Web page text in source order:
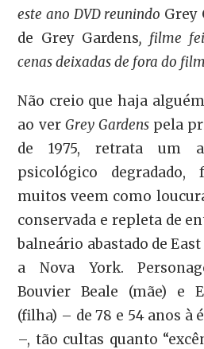
este ano DVD reunindo Grey
de Grey Gardens, filme
cenas deixadas de fora do
Não creio que haja
ao ver Grey Gardenspela
de 1975, retrata um
psicológico
muitos veem como
conservada e repleta de
balneário abastado de
a Nova York.
Bouvier Beale (mãe) e
(filha) – de 78 e 54 anos à
–, tão cultas quanto